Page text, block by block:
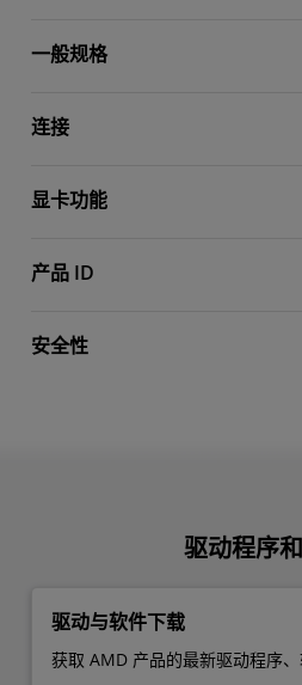
一般规格
连接
显卡功能
产品 ID
安全性
驱动程序
驱动与软件下载
获取 AMD 产品的最新驱动程序、